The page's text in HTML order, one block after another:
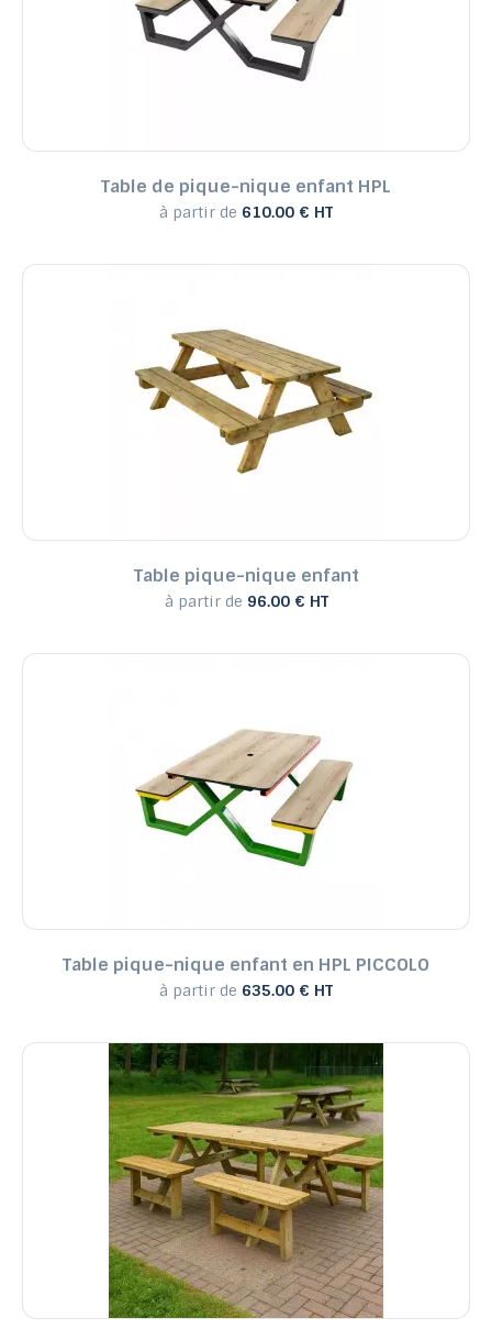
Table de pique-nique enfant HPL
à partir de 610.00 € HT
Table pique-nique enfant
à partir de 96.00 € HT
Table pique-nique enfant en HPL PICCOLO
à partir de 635.00 € HT